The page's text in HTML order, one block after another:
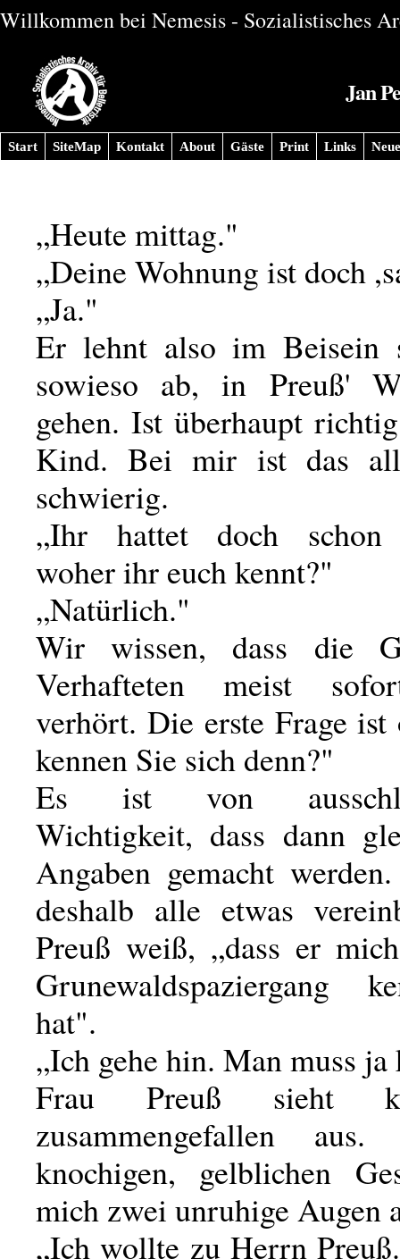
Willkommen bei Nemesis - Sozialistisches
Jan
Start SiteMap Kontakt About Gäste Print Links
„Heute mittag."
„Deine Wohnung ist doch
„Ja."
Er lehnt also im Beisein
sowieso ab, in Preuß'
gehen. Ist überhaupt
Kind. Bei mir ist das
schwierig.
„Ihr hattet doch schon
woher ihr euch kennt?"
„Natürlich."
Wir wissen, dass die
Verhafteten meist
verhört. Die erste Frage ist
kennen Sie sich denn?"
Es ist von
Wichtigkeit, dass dann
Angaben gemacht
deshalb alle etwas
Preuß weiß, „dass er
Grunewaldspaziergang
hat".
„Ich gehe hin. Man muss
Frau Preuß sieht
zusammengefallen
knochigen, gelblichen
mich zwei unruhige Augen
„Ich wollte zu Herrn